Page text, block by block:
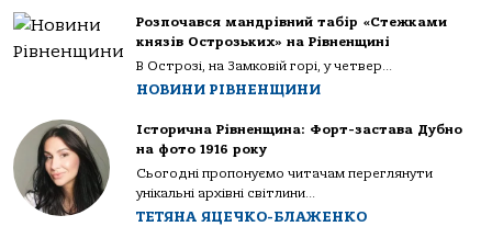
Розпочався мандрівний табір «Стежками
князів Острозьких» на Рівненщині
В Острозі, на Замковій горі, у четвер...
НОВИНИ РІВНЕНЩИНИ
Історична Рівненщина: Форт-застава Дубно
на фото 1916 року
Сьогодні пропонуємо читачам переглянути
унікальні архівні світлини...
ТЕТЯНА ЯЦЕЧКО-БЛАЖЕНКО